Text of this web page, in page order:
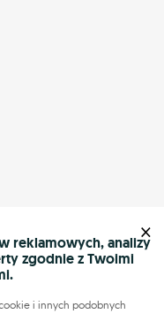
reklamowych, analizy
zgodnie z Twoimi
i innych podobnych
×